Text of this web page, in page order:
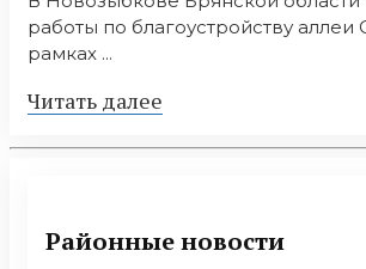
работы по благоустройству
рамках ...
Читать далее
Районные новости